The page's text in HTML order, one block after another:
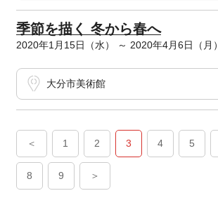
季節を描く 冬から春へ
2020年1月15日（水） ～ 2020年4月6日（月）
大分市美術館
＜ 1 2 3 4 5
8 9 ＞